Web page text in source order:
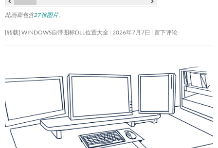
此画廊包含27张图片。
[转载] WINDOWS自带图标DLL位置大全 2026年7月7日 留下评论